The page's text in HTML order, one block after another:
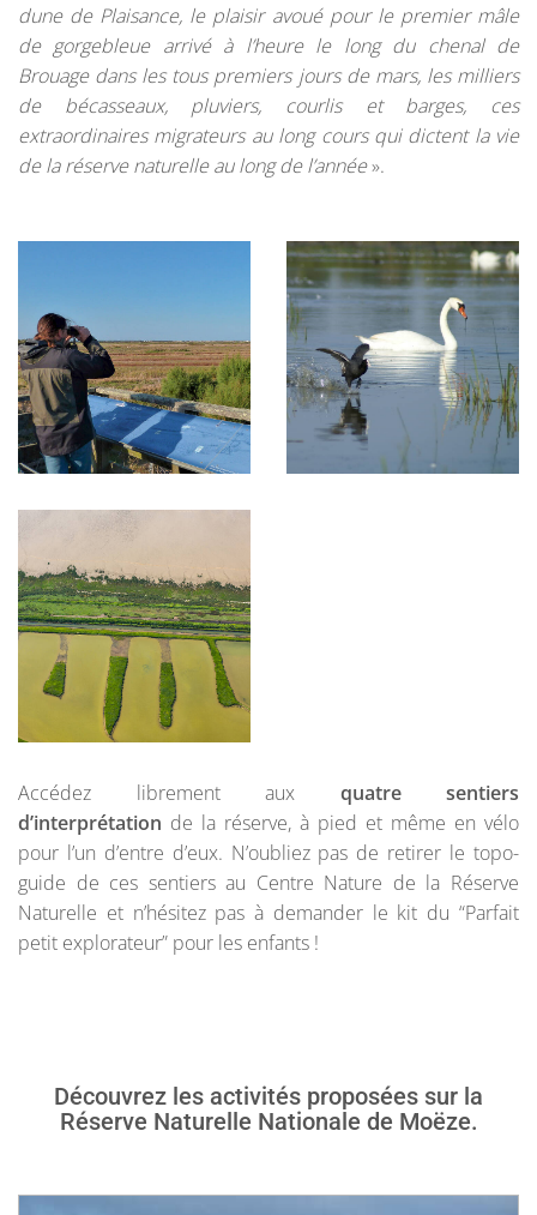
dune de Plaisance, le plaisir avoué pour le premier mâle
de gorgebleue arrivé à l’heure le long du chenal de
Brouage dans les tous premiers jours de mars, les milliers
de bécasseaux, pluviers, courlis et barges, ces
extraordinaires migrateurs au long cours qui dictent la vie
de la réserve naturelle au long de l’année».
Accédez librement aux quatre sentiers
d’interprétation de la réserve, à pied et même en vélo
pour l’un d’entre d’eux. N’oubliez pas de retirer le topo-
guide de ces sentiers au Centre Nature de la Réserve
Naturelle et n’hésitez pas à demander le kit du “Parfait
petit explorateur” pour les enfants !
Découvrez les activités proposées sur la
Réserve Naturelle Nationale de Moëze.